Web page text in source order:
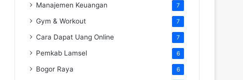
Manajemen Keuangan 7
Gym & Workout 7
Cara Dapat Uang Online 7
Pemkab Lamsel 6
Bogor Raya 6